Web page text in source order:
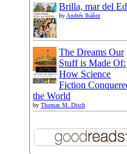
Brilla, mar del
by Andrés Ibáñez
The Dreams Our
Stuff is Made Of:
How Science
Fiction
the World
by Thomas M. Disch